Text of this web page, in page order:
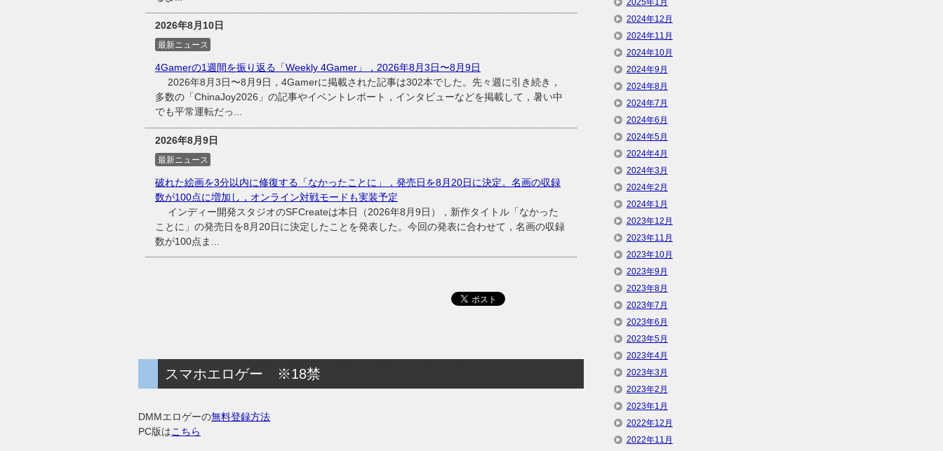
2026年8月10日
最新ニュース
4Gamerの1週間を振り返る「Weekly 4Gamer」，2026年8月3日〜8月9日
2026年8月3日〜8月9日，4Gamerに掲載された記事は302本でした。先々週に引き続き，
多数の「ChinaJoy2026」の記事やイベントレポート，インタビューなどを掲載して，暑い中
でも平常運転だっ...
2026年8月9日
最新ニュース
破れた絵画を3分以内に修復する「なかったことに」，発売日を8月20日に決定。名画の収録
数が100点に増加し，オンライン対戦モードも実装予定
インディー開発スタジオのSFCreateは本日（2026年8月9日），新作タイトル「なかった
ことに」の発売日を8月20日に決定したことを発表した。今回の発表に合わせて，名画の収録
数が100点ま...
スマホエロゲー ※18禁
DMMエロゲーの無料登録方法
PC版はこちら
2025年1月
2024年12月
2024年11月
2024年10月
2024年9月
2024年8月
2024年7月
2024年6月
2024年5月
2024年4月
2024年3月
2024年2月
2024年1月
2023年12月
2023年11月
2023年10月
2023年9月
2023年8月
2023年7月
2023年6月
2023年5月
2023年4月
2023年3月
2023年2月
2023年1月
2022年12月
2022年11月